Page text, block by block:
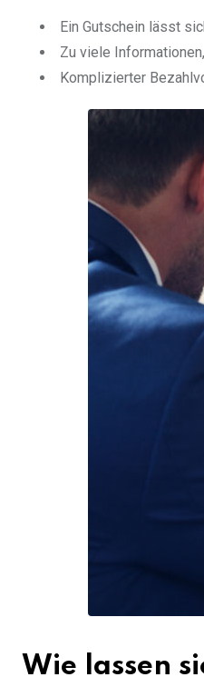
Ein Gutschein lässt
Zu viele
Komplizierter
Wie lassen